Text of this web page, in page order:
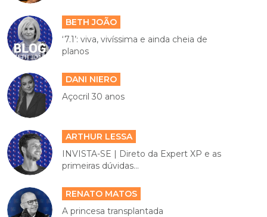
BETH JOÃO
‘7.1’: viva, vivíssima e ainda cheia de
planos
DANI NIERO
Açocril 30 anos
ARTHUR LESSA
INVISTA-SE | Direto da Expert XP e as
primeiras dúvidas...
RENATO MATOS
A princesa transplantada